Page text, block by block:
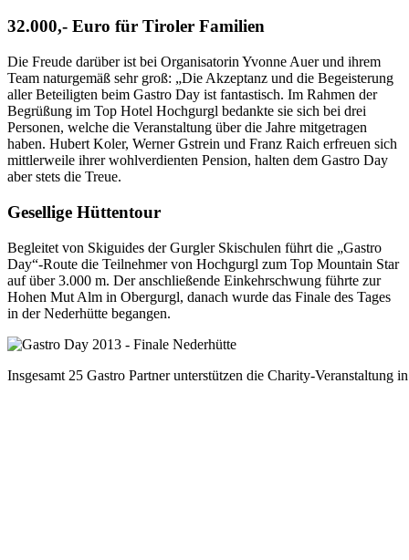
32.000,- Euro für Tiroler Familien
Die Freude darüber ist bei Organisatorin Yvonne Auer und ihrem
Team naturgemäß sehr groß: „Die Akzeptanz und die Begeisterung
aller Beteiligten beim Gastro Day ist fantastisch. Im Rahmen der
Begrüßung im Top Hotel Hochgurgl bedankte sie sich bei drei
Personen, welche die Veranstaltung über die Jahre mitgetragen
haben. Hubert Koler, Werner Gstrein und Franz Raich erfreuen sich
mittlerweile ihrer wohlverdienten Pension, halten dem Gastro Day
aber stets die Treue.
Gesellige Hüttentour
Begleitet von Skiguides der Gurgler Skischulen führt die „Gastro
Day“-Route die Teilnehmer von Hochgurgl zum Top Mountain Star
auf über 3.000 m. Der anschließende Einkehrschwung führte zur
Hohen Mut Alm in Obergurgl, danach wurde das Finale des Tages
in der Nederhütte begangen.
Insgesamt 25 Gastro Partner unterstützen die Charity-Veranstaltung